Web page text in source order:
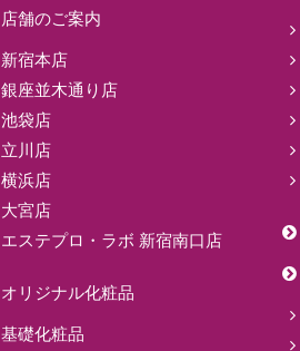
店舗のご案内
新宿本店
銀座並木通り店
池袋店
立川店
横浜店
大宮店
エステプロ・ラボ 新宿南口店
オリジナル化粧品
基礎化粧品